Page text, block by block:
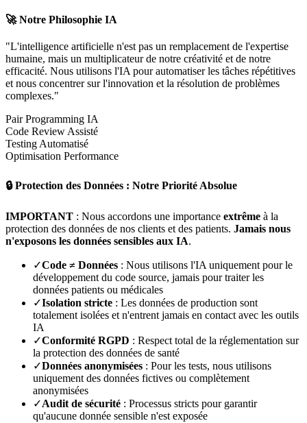
🚀 Notre Philosophie IA
"L'intelligence artificielle n'est pas un remplacement de l'expertise
humaine, mais un multiplicateur de notre créativité et de notre
efficacité. Nous utilisons l'IA pour automatiser les tâches répétitives
et nous concentrer sur l'innovation et la résolution de problèmes
complexes."
Pair Programming IA
Code Review Assisté
Testing Automatisé
Optimisation Performance
🔒 Protection des Données : Notre Priorité Absolue
IMPORTANT : Nous accordons une importance extrême à la
protection des données de nos clients et des patients. Jamais nous
n'exposons les données sensibles aux IA.
✓Code ≠ Données : Nous utilisons l'IA uniquement pour le
développement du code source, jamais pour traiter les
données patients ou médicales
✓Isolation stricte : Les données de production sont
totalement isolées et n'entrent jamais en contact avec les outils
IA
✓Conformité RGPD : Respect total de la réglementation sur
la protection des données de santé
✓Données anonymisées : Pour les tests, nous utilisons
uniquement des données fictives ou complètement
anonymisées
✓Audit de sécurité : Processus stricts pour garantir
qu'aucune donnée sensible n'est exposée